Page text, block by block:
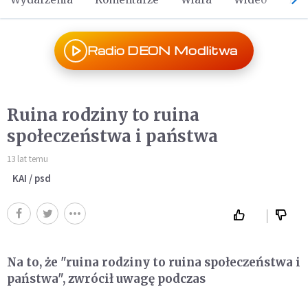
Radio DEON Modlitwa
Ruina rodziny to ruina
społeczeństwa i państwa
13 lat temu
KAI / psd
Na to, że "ruina rodziny to ruina społeczeństwa i
państwa", zwrócił uwagę podczas